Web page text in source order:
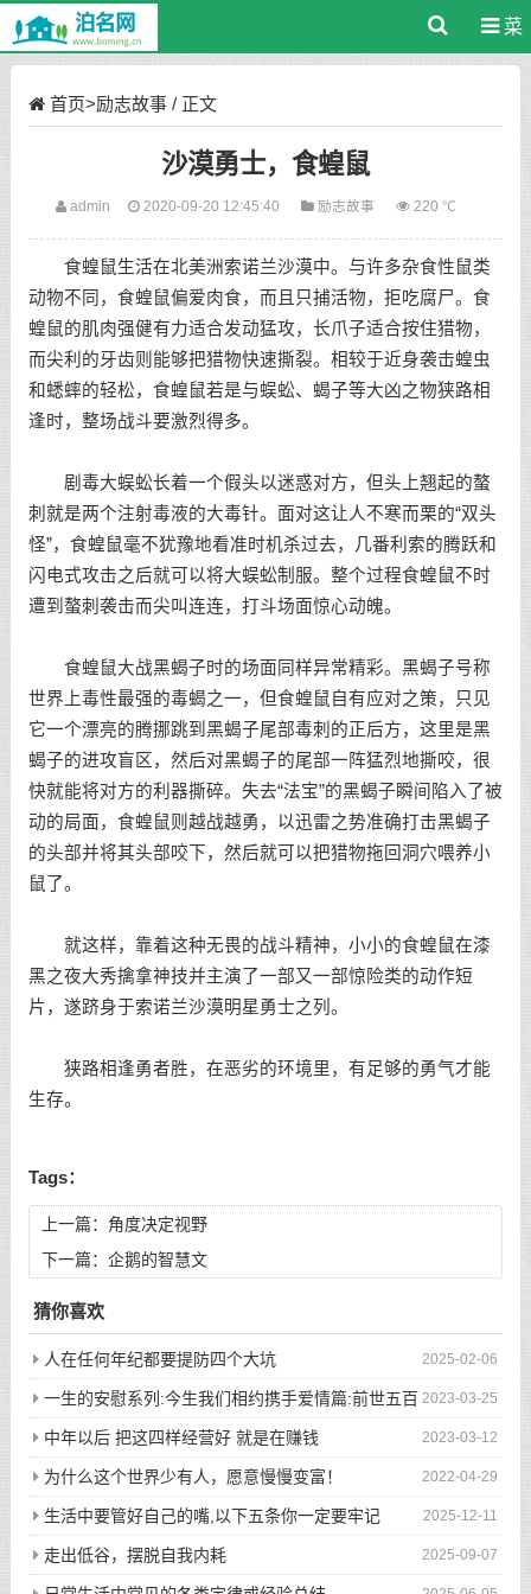
菜
首页>励志故事/ 正文
沙漠勇士，食蝗鼠
admin 2020-09-20 12:45:40 励志故事 220 ℃
食蝗鼠生活在北美洲索诺兰沙漠中。与许多杂食性鼠类
动物不同，食蝗鼠偏爱肉食，而且只捕活物，拒吃腐尸。食
蝗鼠的肌肉强健有力适合发动猛攻，长爪子适合按住猎物，
而尖利的牙齿则能够把猎物快速撕裂。相较于近身袭击蝗虫
和蟋蟀的轻松，食蝗鼠若是与蜈蚣、蝎子等大凶之物狭路相
逢时，整场战斗要激烈得多。
剧毒大蜈蚣长着一个假头以迷惑对方，但头上翘起的螯
刺就是两个注射毒液的大毒针。面对这让人不寒而栗的“双头
怪”，食蝗鼠毫不犹豫地看准时机杀过去，几番利索的腾跃和
闪电式攻击之后就可以将大蜈蚣制服。整个过程食蝗鼠不时
遭到螯刺袭击而尖叫连连，打斗场面惊心动魄。
食蝗鼠大战黑蝎子时的场面同样异常精彩。黑蝎子号称
世界上毒性最强的毒蝎之一，但食蝗鼠自有应对之策，只见
它一个漂亮的腾挪跳到黑蝎子尾部毒刺的正后方，这里是黑
蝎子的进攻盲区，然后对黑蝎子的尾部一阵猛烈地撕咬，很
快就能将对方的利器撕碎。失去“法宝”的黑蝎子瞬间陷入了被
动的局面，食蝗鼠则越战越勇，以迅雷之势准确打击黑蝎子
的头部并将其头部咬下，然后就可以把猎物拖回洞穴喂养小
鼠了。
就这样，靠着这种无畏的战斗精神，小小的食蝗鼠在漆
黑之夜大秀擒拿神技并主演了一部又一部惊险类的动作短
片，遂跻身于索诺兰沙漠明星勇士之列。
狭路相逢勇者胜，在恶劣的环境里，有足够的勇气才能
生存。
Tags：
上一篇： 角度决定视野
下一篇： 企鹅的智慧文
猜你喜欢
2025-02-06
人在任何年纪都要提防四个大坑
2023-03-25
一生的安慰系列:今生我们相约携手爱情篇:前世五百
次的回眸才换来今生的相遇
2023-03-12
中年以后 把这四样经营好 就是在赚钱
2022-04-29
为什么这个世界少有人，愿意慢慢变富！
2025-12-11
生活中要管好自己的嘴,以下五条你一定要牢记
2025-09-07
走出低谷，摆脱自我内耗